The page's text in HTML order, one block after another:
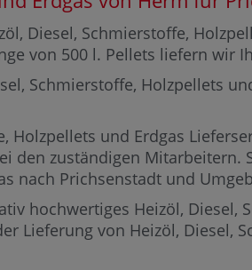
Diesel, Schmierstoffe,
von 500 l. Pellets liefern wir
Schmierstoffe, Holzpellets
Holzpellets und Erdgas
den zuständigen Mitarbeitern.
nach Prichsenstadt und
hochwertiges Heizöl, Diesel,
Lieferung von Heizöl, Diesel,